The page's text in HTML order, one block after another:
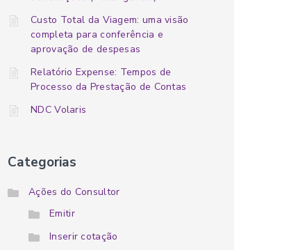
Custo Total da Viagem: uma visão
completa para conferência e
aprovação de despesas
Relatório Expense: Tempos de
Processo da Prestação de Contas
NDC Volaris
Categorias
Ações do Consultor
Emitir
Inserir cotação